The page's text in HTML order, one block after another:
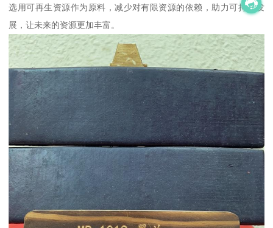
选用可再生资源作为原料，减少对有限资源的依赖，助力可持续发
展，让未来的资源更加丰富。